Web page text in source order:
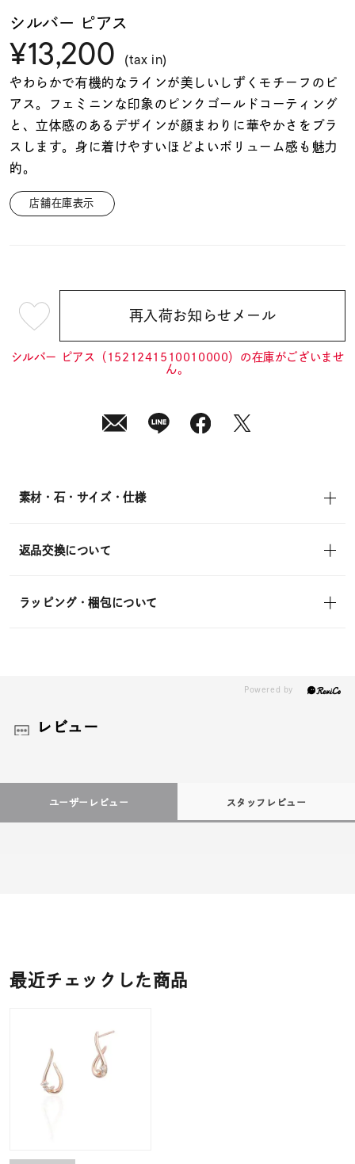
ファッションテイス
ト
着用シーン
コレクション
レディース
リングサイズ
～
価格 ¥0
在庫ありのみ
シルバー ピアス
¥13,200 (tax in)
やわらかで有機的なラインが美しいしずくモチーフのピ
アス。フェミニンな印象のピンクゴールドコーティング
と、立体感のあるデザインが顔まわりに華やかさをプラ
スします。身に着けやすいほどよいボリューム感も魅力
的。
店舗在庫表示
¥13,200 (tax
in)
再入荷お知らせメール
シルバー ピアス（1521241510010000）の在庫がございませ
ん。
素材・石・サイズ・仕様
返品交換について
ラッピング・梱包について
レビュー
ユーザーレビュー スタッフレビュー
最近チェックした商品